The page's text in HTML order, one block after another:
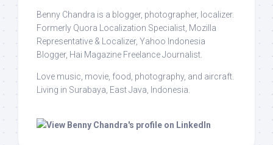
Benny Chandra is a blogger, photographer, localizer.
Formerly Quora Localization Specialist, Mozilla
Representative & Localizer, Yahoo Indonesia
Blogger, Hai Magazine Freelance Journalist.
Love music, movie, food, photography, and aircraft.
Living in Surabaya, East Java, Indonesia.